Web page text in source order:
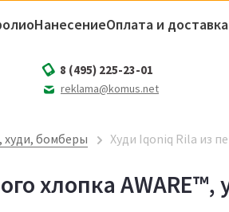
НанесениеОплата и доставка
8 (495) 225-23-01
reklama@komus.net
худи, бомберы Худи Iqoniq Rila из
хлопка AWARE™,